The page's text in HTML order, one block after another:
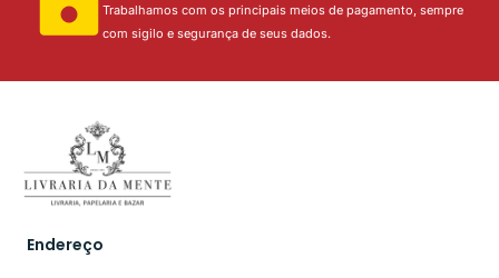
Trabalhamos com os principais meios de pagamento, sempre
com sigilo e segurança de seus dados.
Endereço